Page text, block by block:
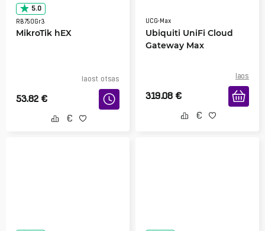
5.0
RB750Gr3
MikroTik hEX
laost otsas
53.82 €
UCG-Max
Ubiquiti UniFi Cloud
Gateway Max
laos
319.08 €